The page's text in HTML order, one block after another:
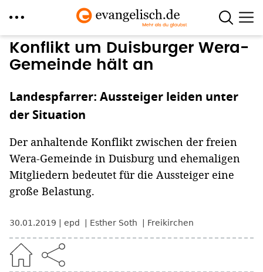
Direkt
zum
Konflikt um Duisburger Wera-
Gemeinde hält an
Landespfarrer: Aussteiger leiden unter
der Situation
Der anhaltende Konflikt zwischen der freien
Wera-Gemeinde in Duisburg und ehemaligen
Mitgliedern bedeutet für die Aussteiger eine
große Belastung.
30.01.2019 epd Esther Soth Freikirchen